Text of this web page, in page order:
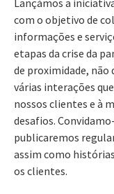
com o objetivo de
informações e
etapas da crise da
de proximidade, não
várias interações
nossos clientes e à
desafios.
publicaremos
assim como
os clientes.